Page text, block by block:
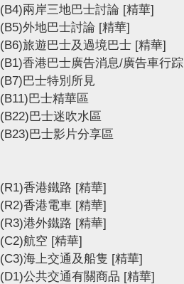
(B4)兩岸三地巴士討論 [精華]
(B5)外地巴士討論 [精華]
(B6)旅遊巴士及過境巴士 [精華]
(B1)香港巴士廣告消息/廣告車行踪
(B7)巴士特別所見
(B11)巴士精華區
(B22)巴士迷吹水區
(B23)巴士影片分享區
(R1)香港鐵路 [精華]
(R2)香港電車 [精華]
(R3)港外鐵路 [精華]
(C2)航空 [精華]
(C3)海上交通及船隻 [精華]
(D1)公共交通有關商品 [精華]